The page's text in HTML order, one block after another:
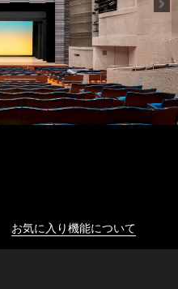
お気に入り機能について